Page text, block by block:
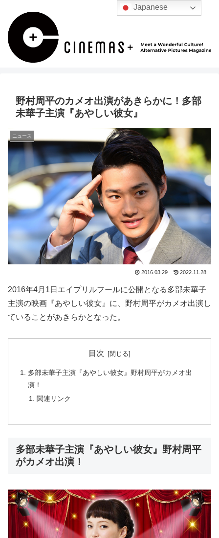
野村周平のカメオ出演があきらかに！多部
未華子主演『あやしい彼女』
ニュース
2016.03.29 2022.11.28
2016年4月1日エイプリルフールに公開となる多部未華子
主演の映画『あやしい彼女』に、野村周平がカメオ出演し
ていることがあきらかとなった。
目次
多部未華子主演『あやしい彼女』野村周平がカメオ出
演！
関連リンク
多部未華子主演『あやしい彼女』野村周平
がカメオ出演！
Japanese